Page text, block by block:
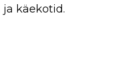
käekotid.